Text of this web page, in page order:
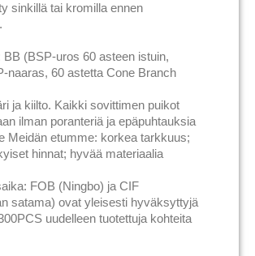
sinkillä tai kromilla ennen
BB (BSP-uros 60 asteen istuin,
naaras, 60 astetta Cone Branch
ja kiilto. Kaikki sovittimen puikot
ilman poranteriä ja epäpuhtauksia
Meidän etumme: korkea tarkkuus;
hinnat; hyvää materiaalia
FOB (Ningbo) ja CIF
satama) ovat yleisesti hyväksyttyjä
uudelleen tuotettuja kohteita